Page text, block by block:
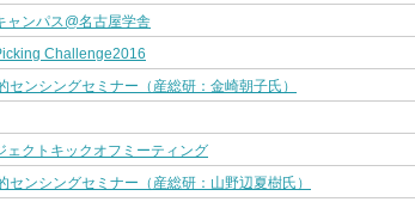
ャンパス@名古屋学舎
Challenge2016
センシングセミナー（産総研：金崎朝子氏）
ェクトキックオフミーティング
センシングセミナー（産総研：山野辺夏樹氏）